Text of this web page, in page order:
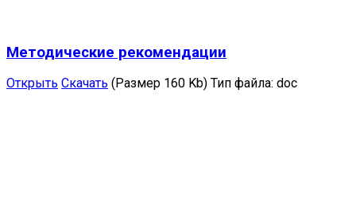
Методические рекомендации
Открыть Скачать (Размер 160 Kb) Тип файла: doc